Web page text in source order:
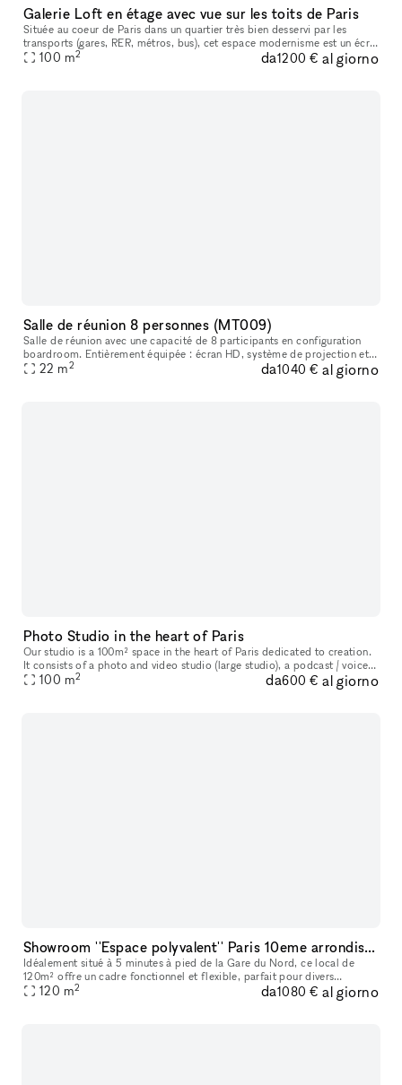
Galerie Loft en étage avec vue sur les toits de Paris
Située au coeur de Paris dans un quartier très bien desservi par les
transports (gares, RER, métros, bus), cet espace modernisme est un écrin
intime avec vue sur les toits de Paris. Très belle lumièr
100 m2 da1200 € al giorno
Salle de réunion 8 personnes (MT009)
Salle de réunion avec une capacité de 8 participants en configuration
boardroom. Entièrement équipée : écran HD, système de projection et
de visioconférence Airtame Hub via Mac ou Pc, Wifi et Whiteb
22 m2 da1040 € al giorno
Photo Studio in the heart of Paris
Our studio is a 100m² space in the heart of Paris dedicated to creation.
It consists of a photo and video studio (large studio), a podcast / voice-
over room (small studio) and a connected lounge. T
100 m2 da600 € al giorno
Showroom ''Espace polyvalent'' Paris 10eme arrondissement
Idéalement situé à 5 minutes à pied de la Gare du Nord, ce local de
120m² offre un cadre fonctionnel et flexible, parfait pour divers
événements. Aménageable selon vos besoins, il dispose d'une cuisi
120 m2 da1080 € al giorno